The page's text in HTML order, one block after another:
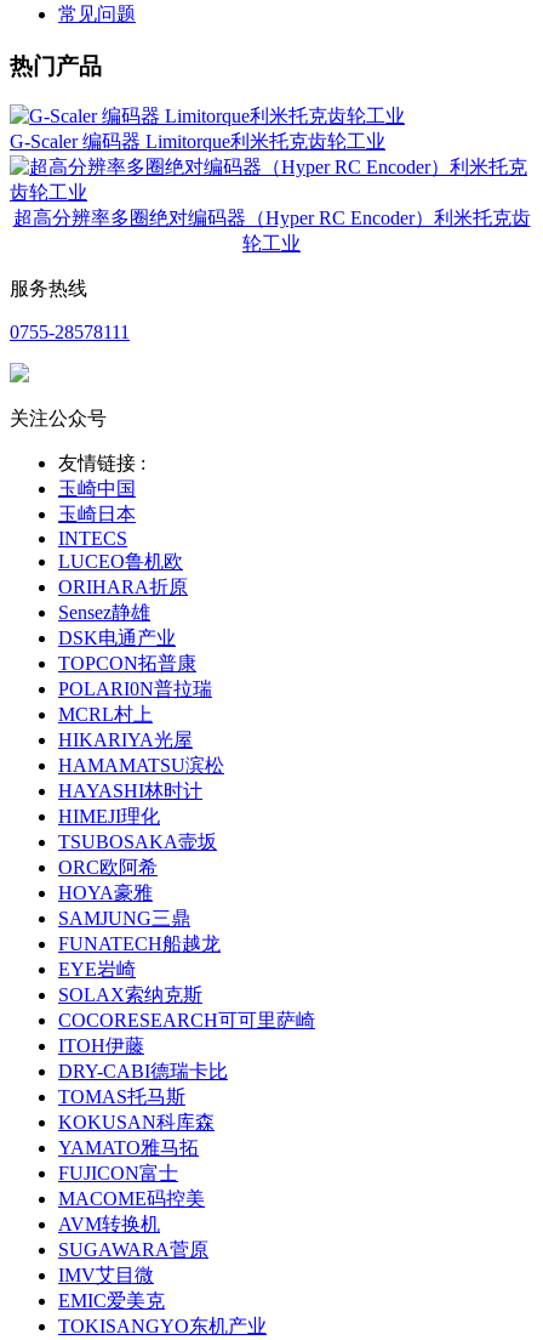
常见问题
热门产品
G-Scaler 编码器 Limitorque利米托克齿轮工业
超高分辨率多圈绝对编码器（Hyper RC Encoder）利米托克齿
轮工业
服务热线
0755-28578111
关注公众号
友情链接 :
玉崎中国
玉崎日本
INTECS
LUCEO鲁机欧
ORIHARA折原
Sensez静雄
DSK电通产业
TOPCON拓普康
POLARI0N普拉瑞
MCRL村上
HIKARIYA光屋
HAMAMATSU滨松
HAYASHI林时计
HIMEJI理化
TSUBOSAKA壸坂
ORC欧阿希
HOYA豪雅
SAMJUNG三鼎
FUNATECH船越龙
EYE岩崎
SOLAX索纳克斯
COCORESEARCH可可里萨崎
ITOH伊藤
DRY-CABI德瑞卡比
TOMAS托马斯
KOKUSAN科库森
YAMATO雅马拓
FUJICON富士
MACOME码控美
AVM转换机
SUGAWARA菅原
IMV艾目微
EMIC爱美克
TOKISANGYO东机产业